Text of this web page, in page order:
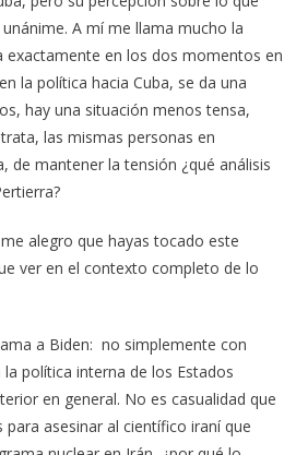
A mí me llama mucho la
exactamente en los dos momentos en
la política hacia Cuba, se da una
hay una situación menos tensa,
las mismas personas en
de mantener la tensión ¿qué análisis
alegro que hayas tocado este
ver en el contexto completo de lo
a Biden: no simplemente con
política interna de los Estados
en general. No es casualidad que
asesinar al científico iraní que